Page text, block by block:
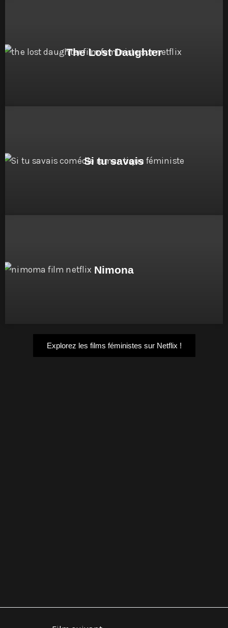
The Lost Daughter
Si tu savais
Nimona
Explorez les films féministes sur Netflix !